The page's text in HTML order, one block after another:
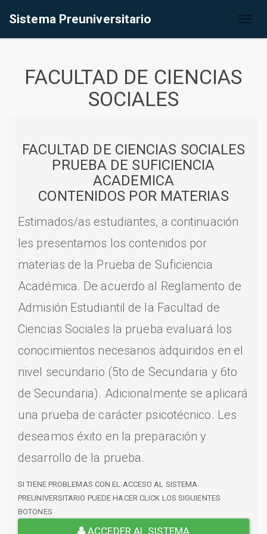
Sistema Preuniversitario
FACULTAD DE CIENCIAS
SOCIALES
FACULTAD DE CIENCIAS SOCIALES
PRUEBA DE SUFICIENCIA
ACADEMICA
CONTENIDOS POR MATERIAS
Estimados/as estudiantes, a continuación
les presentamos los contenidos por
materias de la Prueba de Suficiencia
Académica. De acuerdo al Reglamento de
Admisión Estudiantil de la Facultad de
Ciencias Sociales la prueba evaluará los
conocimientos necesarios adquiridos en el
nivel secundario (5to de Secundaria y 6to
de Secundaria). Adicionalmente se aplicará
una prueba de carácter psicotécnico. Les
deseamos éxito en la preparación y
desarrollo de la prueba.
SI TIENE PROBLEMAS CON EL ACCESO AL SISTEMA
PREUNIVERSITARIO PUEDE HACER CLICK LOS SIGUIENTES
BOTONES
ACCEDER AL SISTEMA